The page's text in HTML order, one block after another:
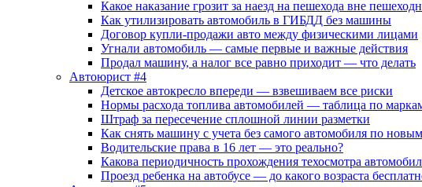
Какое наказание грозит за наезд на пешехода вне
Как утилизировать автомобиль в ГИБДД без машины
Договор купли-продажи авто между физическими лицами
Угнали автомобиль — самые первые и важные действия
Продал машину, а налог все равно приходит — что делать
Автоюрист #4
Детское автокресло впереди — взвешиваем все риски
Нормы расхода топлива автомобилей — таблица по
Штраф за пересечение сплошной линии разметки
Как снять машину с учета без самого автомобиля по
Водительские права в 16 лет — это реально?
Какова периодичность прохождения техосмотра
Проезд ребенка на автобусе — до какого возраста